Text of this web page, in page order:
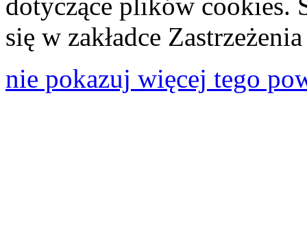
dotyczące plików cookies.
się w zakładce
nie pokazuj więcej tego